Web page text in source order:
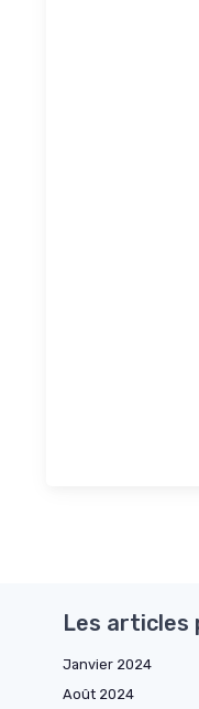
Les articles
Janvier 2024
Août 2024